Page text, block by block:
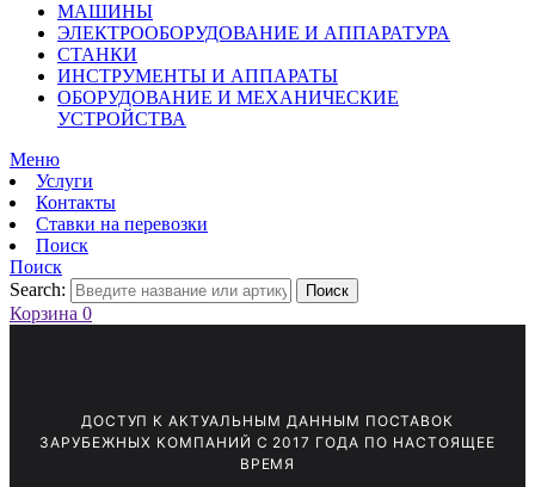
МАШИНЫ
ЭЛЕКТРООБОРУДОВАНИЕ И АППАРАТУРА
СТАНКИ
ИНСТРУМЕНТЫ И АППАРАТЫ
ОБОРУДОВАНИЕ И МЕХАНИЧЕСКИЕ
УСТРОЙСТВА
Меню
Услуги
Контакты
Ставки на перевозки
Поиск
Поиск
Search:
Поиск
Корзина 0
ДОСТУП К АКТУАЛЬНЫМ ДАННЫМ ПОСТАВОК
ЗАРУБЕЖНЫХ КОМПАНИЙ С 2017 ГОДА ПО НАСТОЯЩЕЕ
ВРЕМЯ